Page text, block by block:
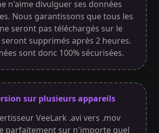
n'aime divulguer ses données
Nous garantissons que tous les
seront pas téléchargés sur le
supprimés après 2 heures.
sont donc 100% sécurisées.
sur plusieurs appareils
VeeLark .avi vers .mov
parfaitement sur n'importe quel